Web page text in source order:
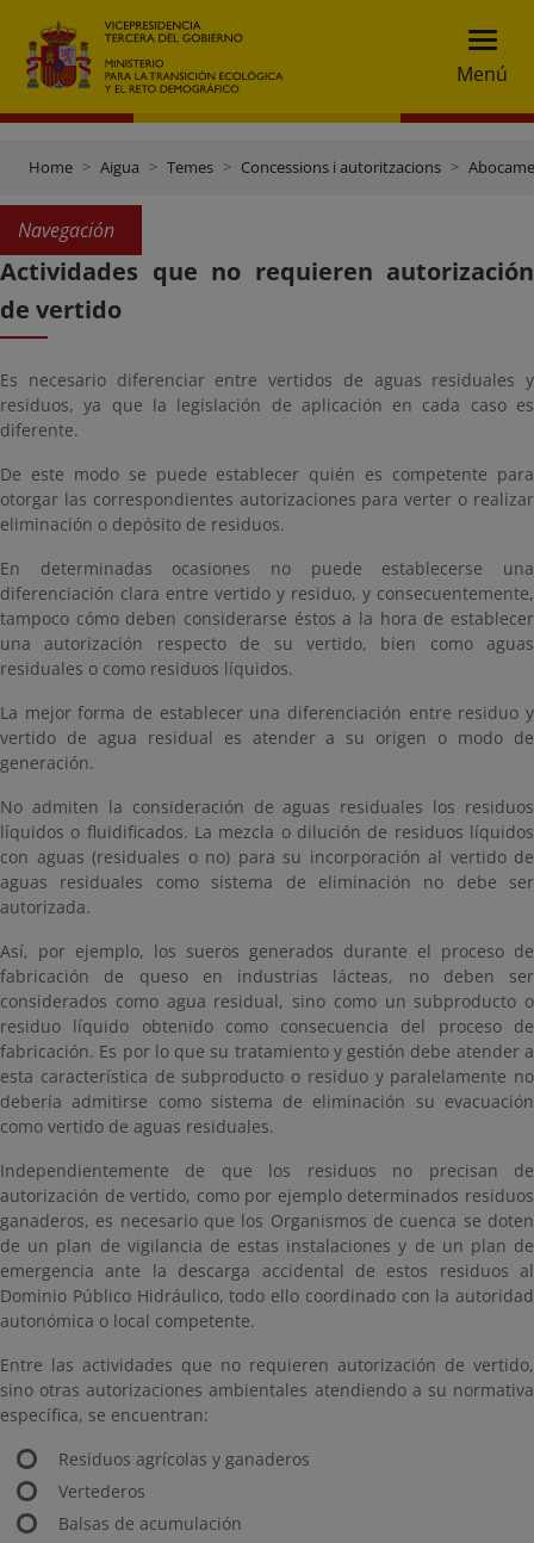
Menú
Home Aigua Temes Concessions i autoritzacions
Navegación
Actividades que no requieren autorización
de vertido
Es necesario diferenciar entre vertidos de aguas residuales y
residuos, ya que la legislación de aplicación en cada caso es
diferente.
De este modo se puede establecer quién es competente para
otorgar las correspondientes autorizaciones para verter o realizar
eliminación o depósito de residuos.
En determinadas ocasiones no puede establecerse una
diferenciación clara entre vertido y residuo, y consecuentemente,
tampoco cómo deben considerarse éstos a la hora de establecer
una autorización respecto de su vertido, bien como aguas
residuales o como residuos líquidos.
La mejor forma de establecer una diferenciación entre residuo y
vertido de agua residual es atender a su origen o modo de
generación.
No admiten la consideración de aguas residuales los residuos
líquidos o fluidificados. La mezcla o dilución de residuos líquidos
con aguas (residuales o no) para su incorporación al vertido de
aguas residuales como sistema de eliminación no debe ser
autorizada.
Así, por ejemplo, los sueros generados durante el proceso de
fabricación de queso en industrias lácteas, no deben ser
considerados como agua residual, sino como un subproducto o
residuo líquido obtenido como consecuencia del proceso de
fabricación. Es por lo que su tratamiento y gestión debe atender a
esta característica de subproducto o residuo y paralelamente no
debería admitirse como sistema de eliminación su evacuación
como vertido de aguas residuales.
Independientemente de que los residuos no precisan de
autorización de vertido, como por ejemplo determinados residuos
ganaderos, es necesario que los Organismos de cuenca se doten
de un plan de vigilancia de estas instalaciones y de un plan de
emergencia ante la descarga accidental de estos residuos al
Dominio Público Hidráulico, todo ello coordinado con la autoridad
autonómica o local competente.
Entre las actividades que no requieren autorización de vertido,
sino otras autorizaciones ambientales atendiendo a su normativa
específica, se encuentran:
Residuos agrícolas y ganaderos
Vertederos
Balsas de acumulación